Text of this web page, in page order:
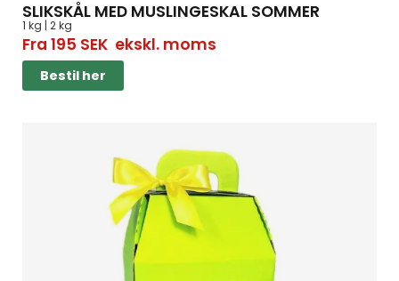
SLIKSKÅL MED MUSLINGESKAL SOMMER
1 kg | 2 kg
Fra 195 SEKekskl. moms
Bestil her